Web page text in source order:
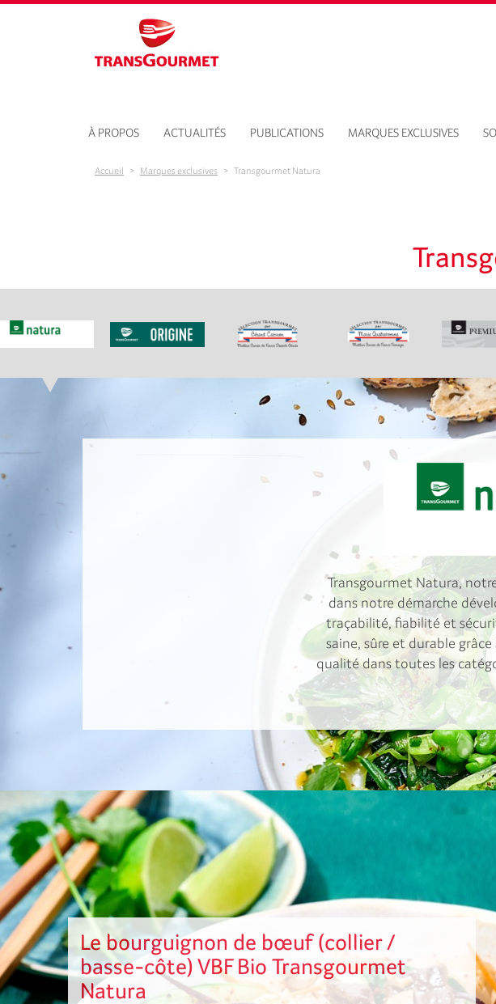
Aller au contenu principal
À PROPOS ACTUALITÉS PUBLICATIONS MARQUES EXCLUSIVES
Accueil > Marques exclusives > Transgourmet Natura
Transgourmet Natura,
dans notre démarche
traçabilité, fiabilité et
saine, sûre et durable
qualité dans toutes les
Le bourguignon de bœuf (collier /
basse-côte) VBF Bio Transgourmet
Natura